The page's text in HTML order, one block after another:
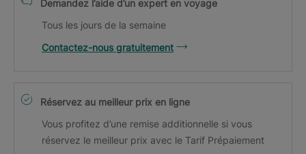
Demandez l’aide d’un expert en voyage
Tous les jours de la semaine
Contactez-nous gratuitement
Réservez au meilleur prix en ligne
Vous profitez d’une remise additionnelle si vous
réservez le meilleur prix avec le Tarif Prépaiement